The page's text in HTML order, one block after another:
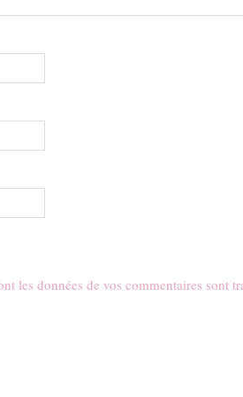
les données de vos commentaires sont